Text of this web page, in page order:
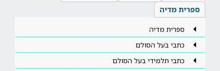
ספרית מדיה
ספרית מדיה
כתבי בעל הסולם
כתבי תלמידי בעל הסולם